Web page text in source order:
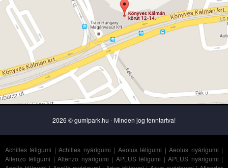
2026 © gumipark.hu - Minden jog fenntartva!
Achilles téligumi |Achilles nyárigumi | Aeolus téligumi |Aeolus nyárigumi |
Altenzo téligumi |Altenzo nyárigumi | APLUS téligumi |APLUS nyárigumi |